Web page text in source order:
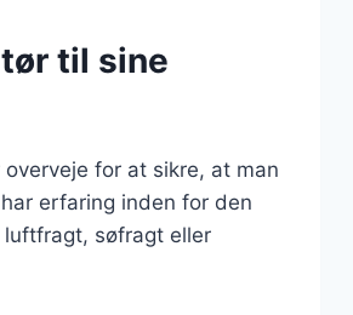
til sine
for at sikre, at man
erfaring inden for den
søfragt eller